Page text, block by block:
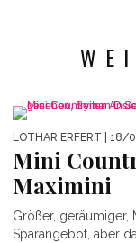
LOTHAR ERFERT | 18/
Mini
Maximini
Größer, geräumiger,
Sparangebot, aber